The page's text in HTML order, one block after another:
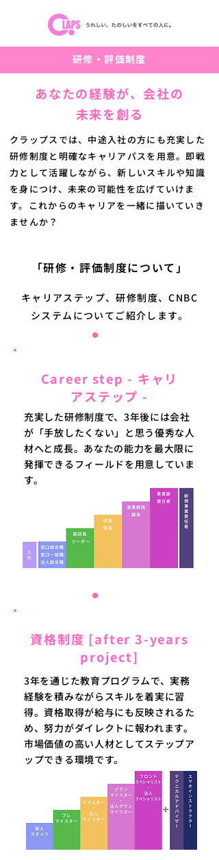
研修・評価制度
あなたの経験が、会社の
未来を創る
クラップスでは、中途入社の方にも充実した
研修制度と明確なキャリアパスを用意。即戦
力として活躍しながら、新しいスキルや知識
を身につけ、未来の可能性を広げていけま
す。これからのキャリアを一緒に描いていき
ませんか？
「研修・評価制度について」
キャリアステップ、研修制度、CNBC
システムについてご紹介します。
Career step - キャリ
アステップ -
充実した研修制度で、3年後には会社
が「手放したくない」と思う優秀な人
材へと成長。あなたの能力を最大限に
発揮できるフィールドを用意していま
す。
資格制度 [after 3-years
project]
3年を通じた教育プログラムで、実務
経験を積みながらスキルを着実に習
得。資格取得が給与にも反映されるた
め、努力がダイレクトに報われます。
市場価値の高い人材としてステップア
ップできる環境です。